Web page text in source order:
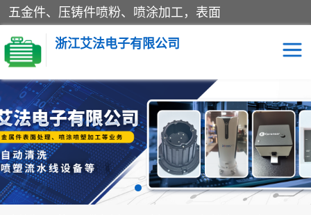
五金件、压铸件喷粉、喷涂加工，表面
浙江艾法电子有限公司
五金加工